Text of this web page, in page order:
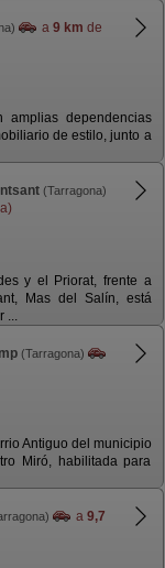
a 9 km de
dependencias
de estilo, junto a
(Tarragona)
y el Priorat, frente a
Mas del Salín, está
...
(Tarragona)
Antiguo del municipio
Miró, habilitada para
a 9,7